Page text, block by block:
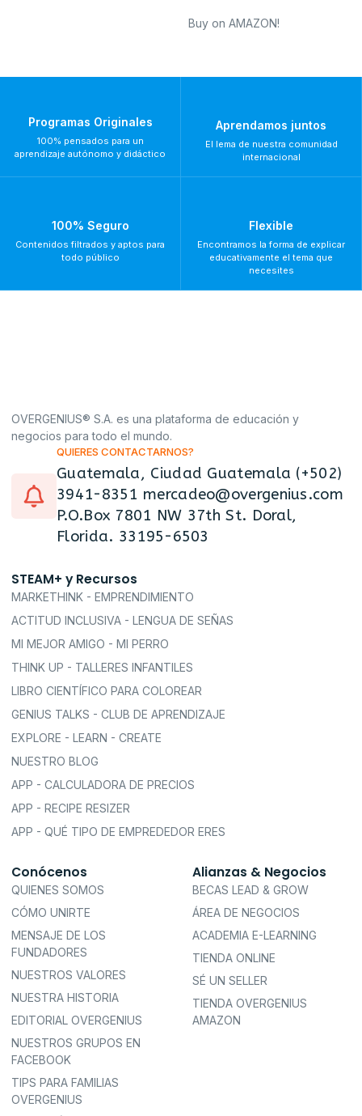
Buy on AMAZON!
Programas Originales
100% pensados para un
aprendizaje autónomo y didáctico
Aprendamos juntos
El lema de nuestra comunidad
internacional
100% Seguro
Contenidos filtrados y aptos para
todo público
Flexible
Encontramos la forma de explicar
educativamente el tema que
necesites
OVERGENIUS® S.A. es una plataforma de educación y
negocios para todo el mundo.
QUIERES CONTACTARNOS?
Guatemala, Ciudad Guatemala (+502)
3941-8351 mercadeo@overgenius.com
P.O.Box 7801 NW 37th St. Doral,
Florida. 33195-6503
STEAM+ y Recursos
MARKETHINK - EMPRENDIMIENTO
ACTITUD INCLUSIVA - LENGUA DE SEÑAS
MI MEJOR AMIGO - MI PERRO
THINK UP - TALLERES INFANTILES
LIBRO CIENTÍFICO PARA COLOREAR
GENIUS TALKS - CLUB DE APRENDIZAJE
EXPLORE - LEARN - CREATE
NUESTRO BLOG
APP - CALCULADORA DE PRECIOS
APP - RECIPE RESIZER
APP - QUÉ TIPO DE EMPREDEDOR ERES
Conócenos
QUIENES SOMOS
CÓMO UNIRTE
MENSAJE DE LOS
FUNDADORES
NUESTROS VALORES
NUESTRA HISTORIA
EDITORIAL OVERGENIUS
NUESTROS GRUPOS EN
FACEBOOK
TIPS PARA FAMILIAS
OVERGENIUS
Alianzas & Negocios
BECAS LEAD & GROW
ÁREA DE NEGOCIOS
ACADEMIA E-LEARNING
TIENDA ONLINE
SÉ UN SELLER
TIENDA OVERGENIUS
AMAZON